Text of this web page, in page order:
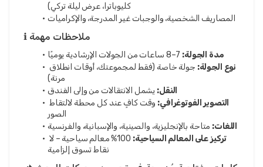
كليوباترا، عرض ليلة تركي)
المصاريف الشخصية، والوجبات غير المدرجة، والإكراميات
ℹ️ ملاحظات مهمة
مدة الجولة:
نوع الجولة:
مرنة)
النقل: يشمل الانتقالات من وإلى الفندق
التصوير الفوتوغرافي:
الصور
اللغات: متاحة بالإنجليزية، والصينية، والإسبانية، والفرنسية
تركيز على المعالم السياحية:
نقاط تسوق إلزامية